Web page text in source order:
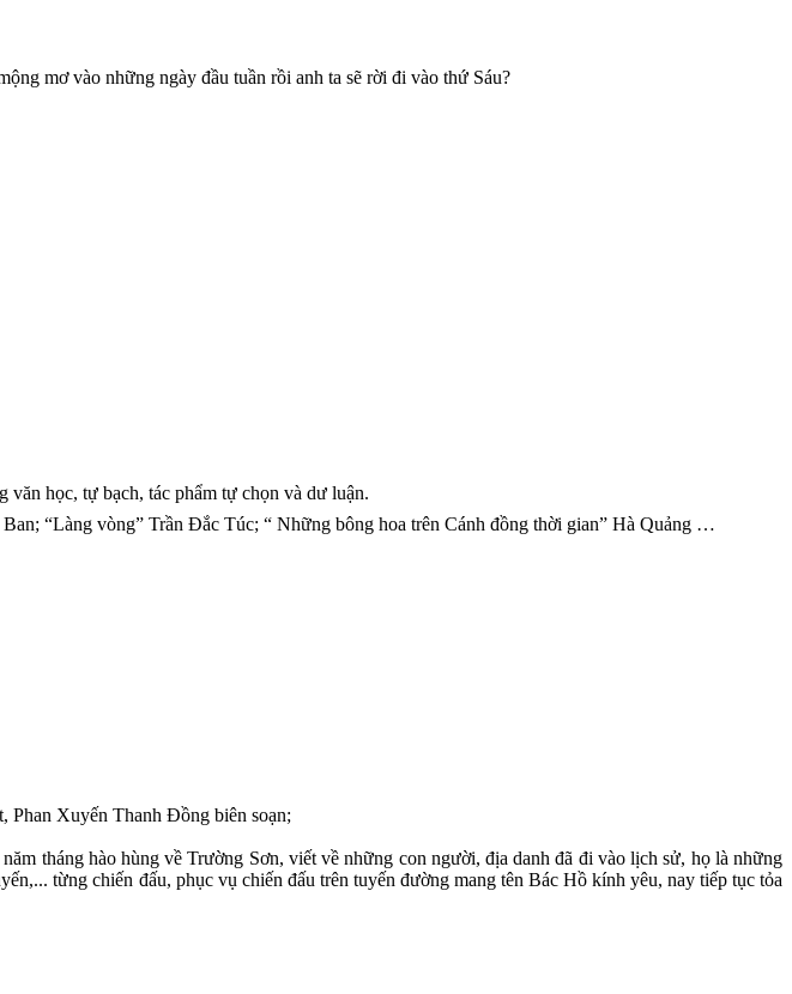
mơ vào những ngày đầu tuần rồi anh ta sẽ rời đi vào thứ Sáu?
văn học, tự bạch, tác phẩm tự chọn và dư luận.
“Làng vòng” Trần Đắc Túc; “ Những bông hoa trên Cánh đồng thời gian” Hà Quảng …
Xuyến Thanh Đồng biên soạn;
tháng hào hùng về Trường Sơn, viết về những con người, địa danh đã đi vào lịch sử, họ là những
từng chiến đấu, phục vụ chiến đấu trên tuyến đường mang tên Bác Hồ kính yêu, nay tiếp tục tỏa